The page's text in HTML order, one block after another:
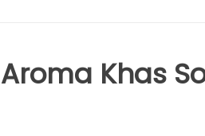
Khas